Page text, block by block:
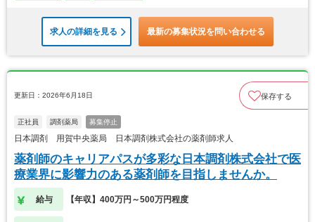
求人の詳細を見る 最新の募集状況を問い合わせる
更新日：2026年6月18日 保存する
正社員 調剤薬局 募集停止
日本調剤 用賀中央薬局 日本調剤株式会社の薬剤師求人
薬剤師のキャリアパスが多彩な日本調剤株式会社で医
療業界に影響力のある薬剤師を目指しませんか。
給与 【年収】400万円～500万円程度